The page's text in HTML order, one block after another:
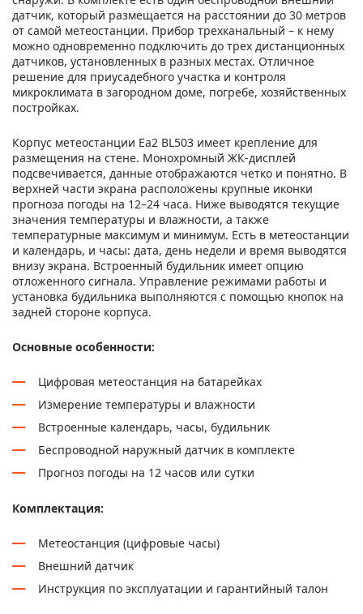
датчик, который размещается на расстоянии до 30 метров
от самой метеостанции. Прибор трехканальный – к нему
можно одновременно подключить до трех дистанционных
датчиков, установленных в разных местах. Отличное
решение для приусадебного участка и контроля
микроклимата в загородном доме, погребе, хозяйственных
постройках.
Корпус метеостанции Еа2 BL503 имеет крепление для
размещения на стене. Монохромный ЖК-дисплей
подсвечивается, данные отображаются четко и понятно. В
верхней части экрана расположены крупные иконки
прогноза погоды на 12–24 часа. Ниже выводятся текущие
значения температуры и влажности, а также
температурные максимум и минимум. Есть в метеостанции
и календарь, и часы: дата, день недели и время выводятся
внизу экрана. Встроенный будильник имеет опцию
отложенного сигнала. Управление режимами работы и
установка будильника выполняются с помощью кнопок на
задней стороне корпуса.
Основные особенности:
Цифровая метеостанция на батарейках
Измерение температуры и влажности
Встроенные календарь, часы, будильник
Беспроводной наружный датчик в комплекте
Прогноз погоды на 12 часов или сутки
Комплектация:
Метеостанция (цифровые часы)
Внешний датчик
Инструкция по эксплуатации и гарантийный талон